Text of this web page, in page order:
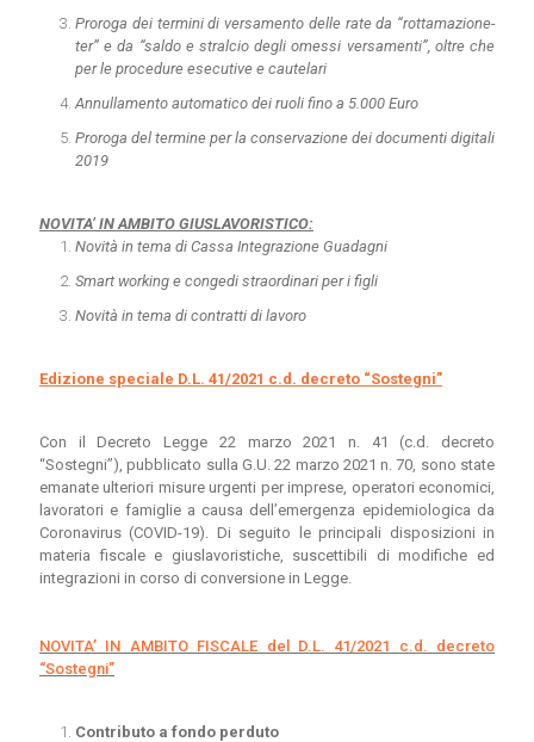
Proroga dei termini di versamento delle rate da “rottamazione-
ter” e da “saldo e stralcio degli omessi versamenti”, oltre che
per le procedure esecutive e cautelari
Annullamento automatico dei ruoli fino a 5.000 Euro
Proroga del termine per la conservazione dei documenti digitali
2019
NOVITA’ IN AMBITO GIUSLAVORISTICO:
Novità in tema di Cassa Integrazione Guadagni
Smart working e congedi straordinari per i figli
Novità in tema di contratti di lavoro
Edizione speciale D.L. 41/2021 c.d. decreto “Sostegni”
Con il Decreto Legge 22 marzo 2021 n. 41 (c.d. decreto
“Sostegni”), pubblicato sulla G.U. 22 marzo 2021 n. 70, sono state
emanate ulteriori misure urgenti per imprese, operatori economici,
lavoratori e famiglie a causa dell’emergenza epidemiologica da
Coronavirus (COVID-19). Di seguito le principali disposizioni in
materia fiscale e giuslavoristiche, suscettibili di modifiche ed
integrazioni in corso di conversione in Legge.
NOVITA’ IN AMBITO FISCALE del D.L. 41/2021 c.d. decreto
“Sostegni”
Contributo a fondo perduto